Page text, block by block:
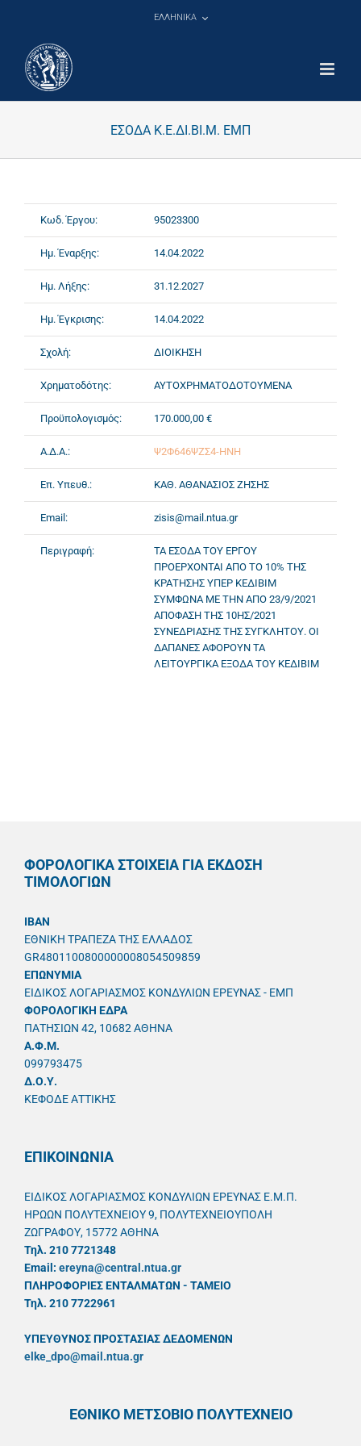
ΕΛΛΗΝΙΚΑ
ΕΣΟΔΑ Κ.Ε.ΔΙ.ΒΙ.Μ. ΕΜΠ
Κωδ. Έργου: 95023300
Ημ. Έναρξης: 14.04.2022
Ημ. Λήξης: 31.12.2027
Ημ. Έγκρισης: 14.04.2022
Σχολή: ΔΙΟΙΚΗΣΗ
Χρηματοδότης: ΑΥΤΟΧΡΗΜΑΤΟΔΟΤΟΥΜΕΝΑ
Προϋπολογισμός: 170.000,00 €
Α.Δ.Α.: Ψ2Φ646ΨΖΣ4-ΗΝΗ
Επ. Υπευθ.: ΚΑΘ. ΑΘΑΝΑΣΙΟΣ ΖΗΣΗΣ
Email: zisis@mail.ntua.gr
Περιγραφή:
ΤΑ ΕΣΟΔΑ ΤΟΥ ΕΡΓΟΥ
ΠΡΟΕΡΧΟΝΤΑΙ ΑΠΟ ΤΟ 10% ΤΗΣ
ΚΡΑΤΗΣΗΣ ΥΠΕΡ ΚΕΔΙΒΙΜ
ΣΥΜΦΩΝΑ ΜΕ ΤΗΝ ΑΠΟ 23/9/2021
ΑΠΟΦΑΣΗ ΤΗΣ 10ΗΣ/2021
ΣΥΝΕΔΡΙΑΣΗΣ ΤΗΣ ΣΥΓΚΛΗΤΟΥ. ΟΙ
ΔΑΠΑΝΕΣ ΑΦΟΡΟΥΝ ΤΑ
ΛΕΙΤΟΥΡΓΙΚΑ ΕΞΟΔΑ ΤΟΥ ΚΕΔΙΒΙΜ
ΦΟΡΟΛΟΓΙΚΑ ΣΤΟΙΧΕΙΑ ΓΙΑ ΕΚΔΟΣΗ
ΤΙΜΟΛΟΓΙΩΝ
IBAN
ΕΘΝΙΚΗ ΤΡΑΠΕΖΑ ΤΗΣ ΕΛΛΑΔΟΣ
GR4801100800000008054509859
ΕΠΩΝΥΜΙΑ
ΕΙΔΙΚΟΣ ΛΟΓΑΡΙΑΣΜΟΣ ΚΟΝΔΥΛΙΩΝ ΕΡΕΥΝΑΣ - ΕΜΠ
ΦΟΡΟΛΟΓΙΚΗ ΕΔΡΑ
ΠΑΤΗΣΙΩΝ 42, 10682 ΑΘΗΝΑ
A.Φ.Μ.
099793475
Δ.Ο.Υ.
ΚΕΦΟΔΕ ΑΤΤΙΚΗΣ
ΕΠΙΚΟΙΝΩΝΙΑ
ΕΙΔΙΚΟΣ ΛΟΓΑΡΙΑΣΜΟΣ ΚΟΝΔΥΛΙΩΝ ΕΡΕΥΝΑΣ Ε.Μ.Π.
ΗΡΩΩΝ ΠΟΛΥΤΕΧΝΕΙΟΥ 9, ΠΟΛΥΤΕΧΝΕΙΟΥΠΟΛΗ
ΖΩΓΡΑΦΟΥ, 15772 ΑΘΗΝΑ
Τηλ. 210 7721348
Email: ereyna@central.ntua.gr
ΠΛΗΡΟΦΟΡΙΕΣ ΕΝΤΑΛΜΑΤΩΝ - ΤΑΜΕΙΟ
Τηλ. 210 7722961
ΥΠΕΥΘYΝΟΣ ΠΡΟΣΤΑΣΙΑΣ ΔΕΔΟΜΕΝΩΝ
elke_dpo@mail.ntua.gr
ΕΘΝΙΚΟ ΜΕΤΣΟΒΙΟ ΠΟΛΥΤΕΧΝΕΙΟ